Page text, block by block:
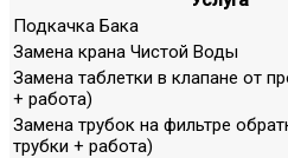
Подкачка Бака
Замена крана Чистой Воды
Замена таблетки в клапане от
+ работа)
Замена трубок на фильтре
трубки + работа)